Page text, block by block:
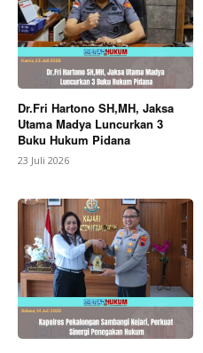
Dr.Fri Hartono SH,MH, Jaksa
Utama Madya Luncurkan 3
Buku Hukum Pidana
23 Juli 2026